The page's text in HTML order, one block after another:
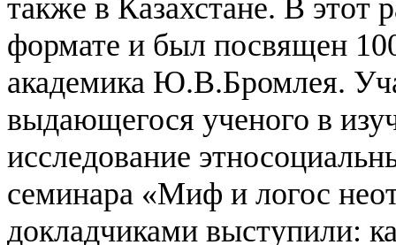
также в Казахстане. В этот
формате и был посвящен
академика Ю.В.Бромлея.
выдающегося ученого в
исследование
семинара «Миф и логос
докладчиками выступили: